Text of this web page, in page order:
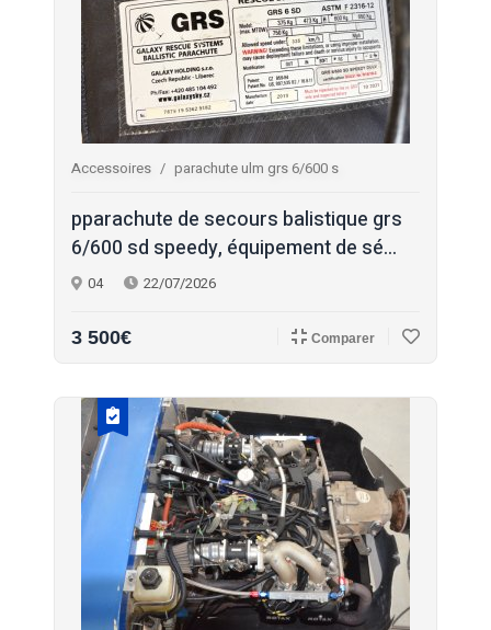
Accessoires parachute ulm grs 6/600 s
pparachute de secours balistique grs
6/600 sd speedy, équipement de sé...
04 22/07/2026
3 500€ Comparer